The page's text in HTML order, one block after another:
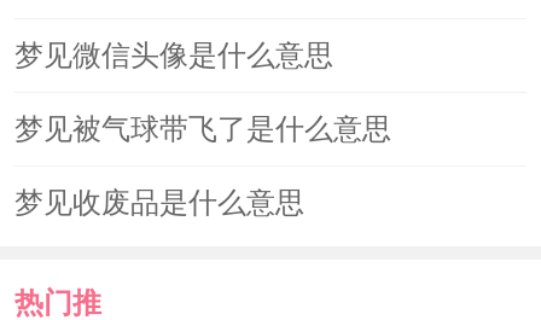
梦见微信头像是什么意思
梦见被气球带飞了是什么意思
梦见收废品是什么意思
热门推